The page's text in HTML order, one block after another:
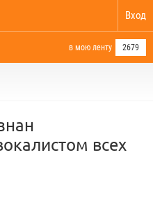
Вход
в мою ленту 2679
всех